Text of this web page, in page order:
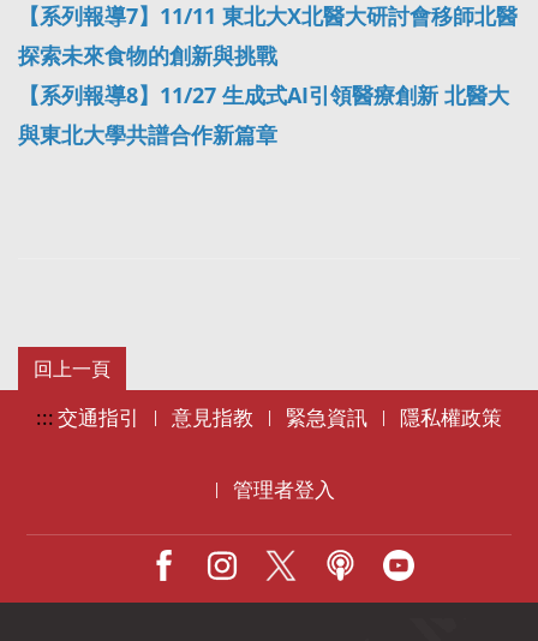
【系列報導7】11/11 東北大X北醫大研討會移師北醫
探索未來食物的創新與挑戰
【系列報導8】11/27 生成式AI引領醫療創新 北醫大
與東北大學共譜合作新篇章
:::交通指引 | 意見指教 | 緊急資訊 | 隱私權政策
| 管理者登入
Facebook Podcast